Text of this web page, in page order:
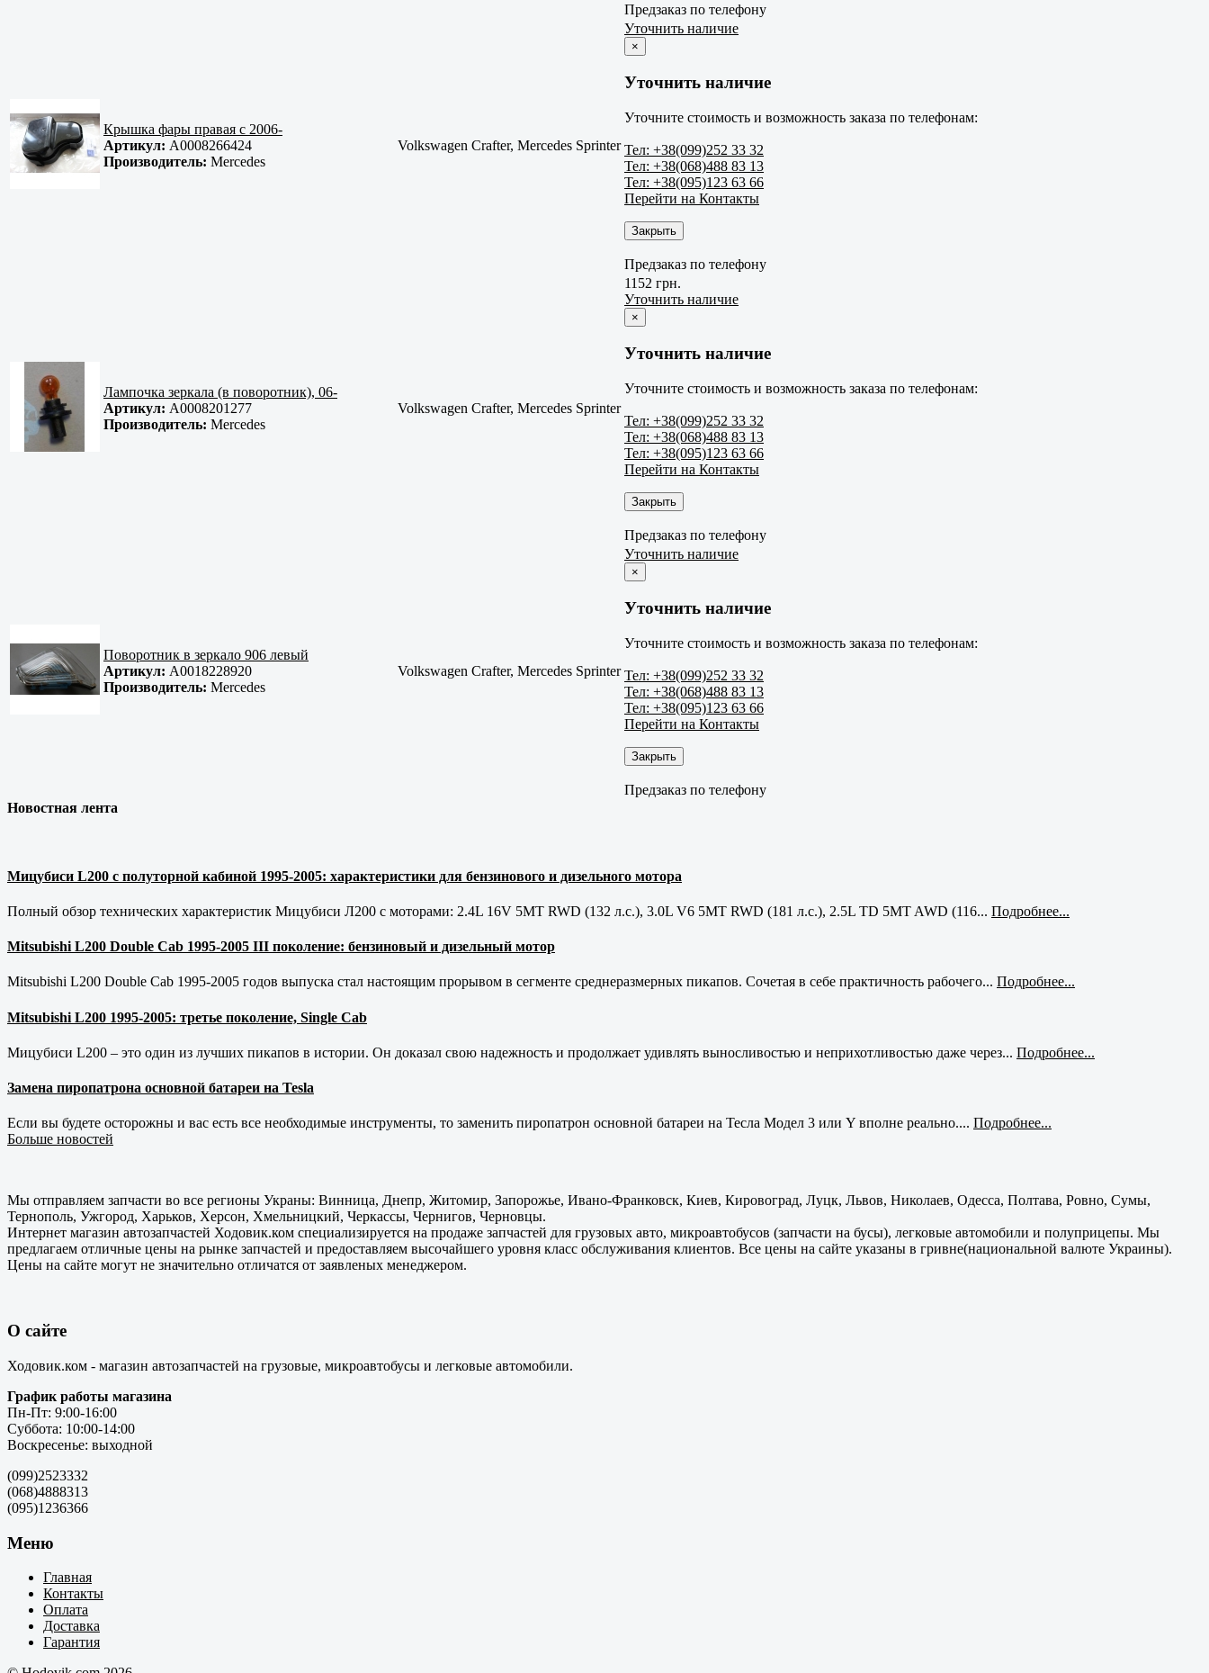
Предзаказ по телефону
Крышка фары правая с 2006-
Артикул: A0008266424
Производитель: Mercedes
Volkswagen Crafter, Mercedes Sprinter
Уточнить наличие
×
Уточнить наличие
Уточните стоимость и возможность заказа по телефонам:
Тел: +38(099)252 33 32
Тел: +38(068)488 83 13
Тел: +38(095)123 63 66
Перейти на Контакты
Закрыть
Предзаказ по телефону
Лампочка зеркала (в поворотник), 06-
Артикул: A0008201277
Производитель: Mercedes
Volkswagen Crafter, Mercedes Sprinter
1152 грн.
Уточнить наличие
×
Уточнить наличие
Уточните стоимость и возможность заказа по телефонам:
Тел: +38(099)252 33 32
Тел: +38(068)488 83 13
Тел: +38(095)123 63 66
Перейти на Контакты
Закрыть
Предзаказ по телефону
Поворотник в зеркало 906 левый
Артикул: A0018228920
Производитель: Mercedes
Volkswagen Crafter, Mercedes Sprinter
Уточнить наличие
×
Уточнить наличие
Уточните стоимость и возможность заказа по телефонам:
Тел: +38(099)252 33 32
Тел: +38(068)488 83 13
Тел: +38(095)123 63 66
Перейти на Контакты
Закрыть
Предзаказ по телефону
Новостная лента
Мицубиси L200 с полуторной кабиной 1995-2005: характеристики для бензинового и дизельного мотора
Полный обзор технических характеристик Мицубиси Л200 с моторами: 2.4L 16V 5MT RWD (132 л.с.), 3.0L V6 5MT RWD (181 л.с.), 2.5L TD 5MT AWD (116... Подробнее...
Mitsubishi L200 Double Cab 1995-2005 III поколение: бензиновый и дизельный мотор
Mitsubishi L200 Double Cab 1995-2005 годов выпуска стал настоящим прорывом в сегменте среднеразмерных пикапов. Сочетая в себе практичность рабочего... Подробнее...
Mitsubishi L200 1995-2005: третье поколение, Single Cab
Мицубиси L200 – это один из лучших пикапов в истории. Он доказал свою надежность и продолжает удивлять выносливостью и неприхотливостью даже через... Подробнее...
Замена пиропатрона основной батареи на Tesla
Если вы будете осторожны и вас есть все необходимые инструменты, то заменить пиропатрон основной батареи на Тесла Модел 3 или Y вполне реально.... Подробнее...
Больше новостей
Мы отправляем запчасти во все регионы Украны: Винница, Днепр, Житомир, Запорожье, Ивано-Франковск, Киев, Кировоград, Луцк, Львов, Николаев, Одесса, Полтава, Ровно, Сумы,
Тернополь, Ужгород, Харьков, Херсон, Хмельницкий, Черкассы, Чернигов, Черновцы.
Интернет магазин автозапчастей Ходовик.ком специализируется на продаже запчастей для грузовых авто, микроавтобусов (запчасти на бусы), легковые автомобили и полуприцепы. Мы
предлагаем отличные цены на рынке запчастей и предоставляем высочайшего уровня класс обслуживания клиентов. Все цены на сайте указаны в гривне(национальной валюте Украины).
Цены на сайте могут не значительно отличатся от заявленых менеджером.
О сайте
Ходовик.ком - магазин автозапчастей на грузовые, микроавтобусы и легковые автомобили.
График работы магазина
Пн-Пт: 9:00-16:00
Суббота: 10:00-14:00
Воскресенье: выходной
(099)2523332
(068)4888313
(095)1236366
Меню
Главная
Контакты
Оплата
Доставка
Гарантия